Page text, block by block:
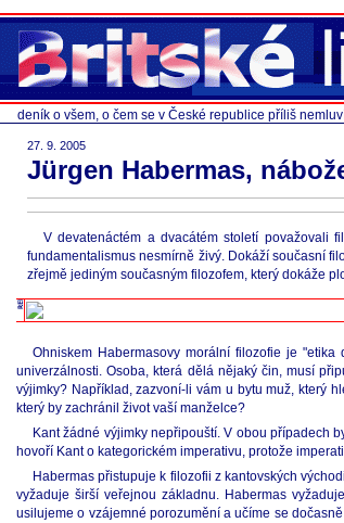
deník o všem, o čem se v České republice příliš
27. 9. 2005
Jürgen Habermas,
V devatenáctém a dvacátém století považovali
fundamentalismus nesmírně živý. Dokáží současní
zřejmě jediným současným filozofem, který dokáže
Ohniskem Habermasovy morální filozofie je
univerzálnosti. Osoba, která dělá nějaký čin, musí
výjimky? Například, zazvoní-li vám u bytu muž, který
který by zachránil život vaší manželce?
Kant žádné výjimky nepřipouští. V obou případech
hovoří Kant o kategorickém imperativu, protože
Habermas přistupuje k filozofii z kantovských
vyžaduje širší veřejnou základnu. Habermas
usilujeme o vzájemné porozumění a učíme se